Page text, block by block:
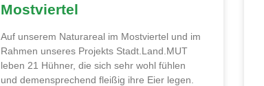
Mostviertel
Auf unserem Naturareal im Mostviertel und im
Rahmen unseres Projekts Stadt.Land.MUT
leben 21 Hühner, die sich sehr wohl fühlen
und demensprechend fleißig ihre Eier legen.